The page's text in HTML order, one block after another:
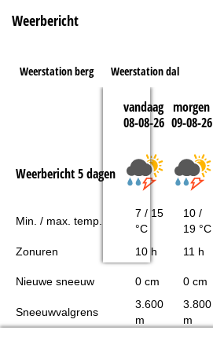
Weerbericht
Weerstation berg Weerstation dal
vandaag
08-08-26
morgen
09-08-26
Weerbericht 5 dagen
Min. / max. temp.
7 / 15
°C
10 /
19 °C
Zonuren
10 h 11 h
Nieuwe sneeuw 0 cm 0 cm
Sneeuwvalgrens
3.600
m
3.800
m